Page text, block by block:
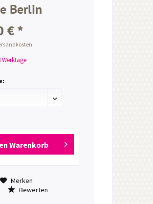
Berlin
€ *
Werktage
Warenkorb
Merken
Bewerten